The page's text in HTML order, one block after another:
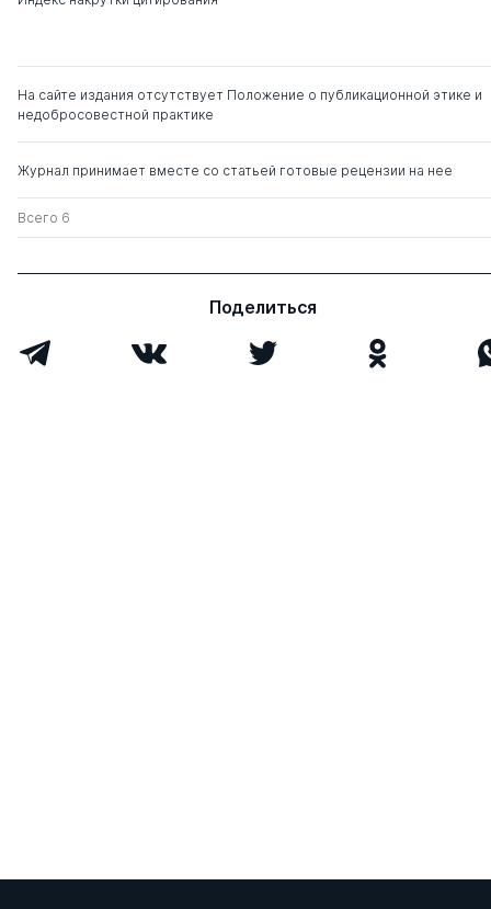
На сайте издания отсутствует Положение о публикационной этике и
недобросовестной практике
Журнал принимает вместе со статьей готовые рецензии на нее
Всего 6
Поделиться